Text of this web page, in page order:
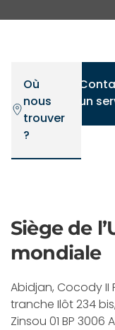
Où
nous
trouver
?
un
Siège de
mondiale
Abidjan, Cocody II
tranche Ilôt 234
Zinsou 01 BP 3006